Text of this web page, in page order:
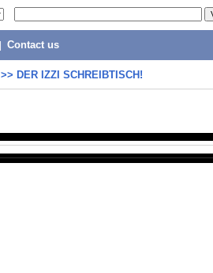
Contact us
>> DER IZZI SCHREIBTISCH!